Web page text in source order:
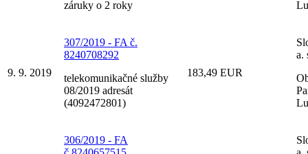
záruky o 2 roky
9. 9. 2019
307/2019 - FA č.
8240708292
telekomunikačné služby
08/2019 adresát
(4092472801)
183,49 EUR
a.
306/2019 - FA